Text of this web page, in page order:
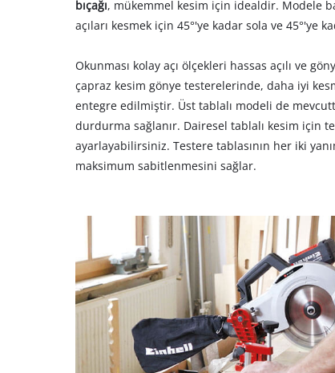
bıçağı, mükemmel kesim için idealdir. Modele
açıları kesmek için 45°'ye kadar sola ve 45°'ye
Okunması kolay açı ölçekleri hassas açılı ve
çapraz kesim gönye testerelerinde, daha iyi
entegre edilmiştir. Üst tablalı modeli de
durdurma sağlanır. Dairesel tablalı kesim için
ayarlayabilirsiniz. Testere tablasının her iki
maksimum sabitlenmesini sağlar.